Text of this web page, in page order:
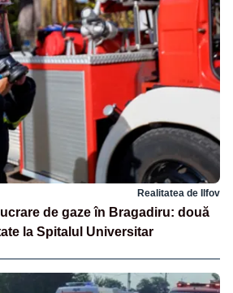
Realitatea de Ilfov
de gaze în Bragadiru: două
la Spitalul Universitar